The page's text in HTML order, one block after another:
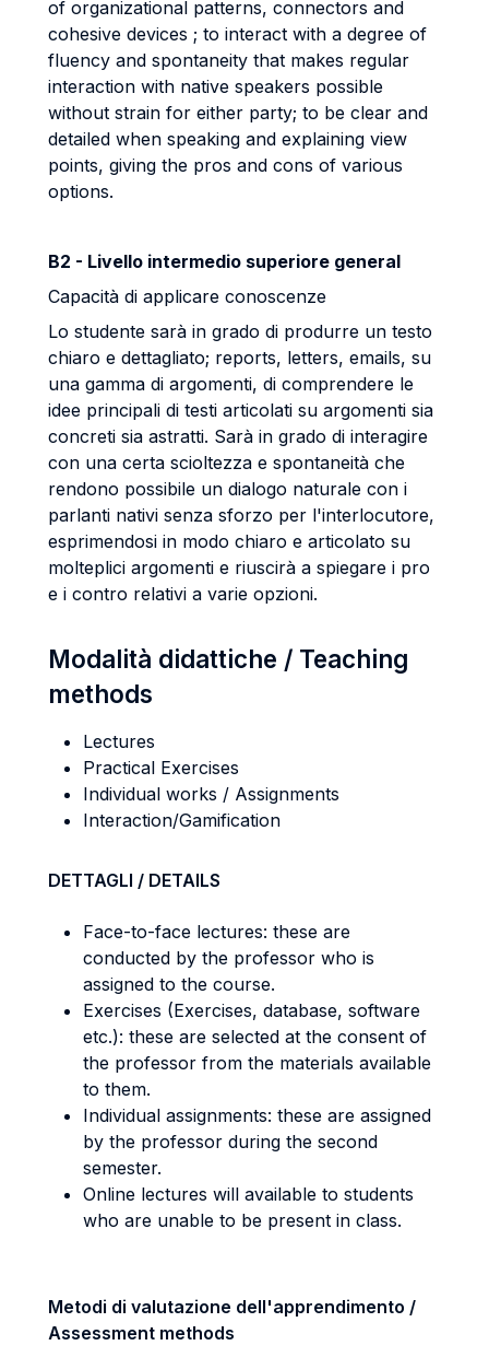
of organizational patterns, connectors and
cohesive devices ; to interact with a degree of
fluency and spontaneity that makes regular
interaction with native speakers possible
without strain for either party; to be clear and
detailed when speaking and explaining view
points, giving the pros and cons of various
options.
B2 - Livello intermedio superiore general
Capacità di applicare conoscenze
Lo studente sarà in grado di produrre un testo
chiaro e dettagliato; reports, letters, emails, su
una gamma di argomenti, di comprendere le
idee principali di testi articolati su argomenti sia
concreti sia astratti. Sarà in grado di interagire
con una certa scioltezza e spontaneità che
rendono possibile un dialogo naturale con i
parlanti nativi senza sforzo per l'interlocutore,
esprimendosi in modo chiaro e articolato su
molteplici argomenti e riuscirà a spiegare i pro
e i contro relativi a varie opzioni.
Modalità didattiche / Teaching
methods
Lectures
Practical Exercises
Individual works / Assignments
Interaction/Gamification
DETTAGLI / DETAILS
Face-to-face lectures: these are
conducted by the professor who is
assigned to the course.
Exercises (Exercises, database, software
etc.): these are selected at the consent of
the professor from the materials available
to them.
Individual assignments: these are assigned
by the professor during the second
semester.
Online lectures will available to students
who are unable to be present in class.
Metodi di valutazione dell'apprendimento /
Assessment methods